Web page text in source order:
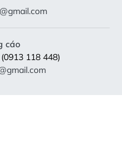
cáo
118 448)